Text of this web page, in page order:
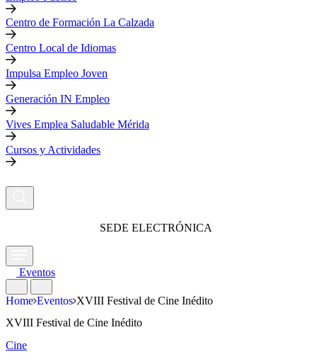
Centro de Formación La Calzada
Centro Local de Idiomas
Impulsa Empleo Joven
Generación IN Empleo
Vives Emplea Saludable Mérida
Cursos y Actividades
SEDE ELECTRÓNICA
Eventos
Home Eventos XVIII Festival de Cine Inédito
XVIII Festival de Cine Inédito
Cine